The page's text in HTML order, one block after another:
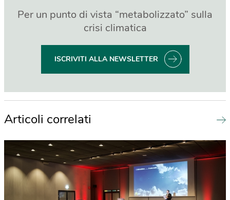
Per un punto di vista “metabolizzato” sulla
crisi climatica
ISCRIVITI ALLA NEWSLETTER
Articoli correlati